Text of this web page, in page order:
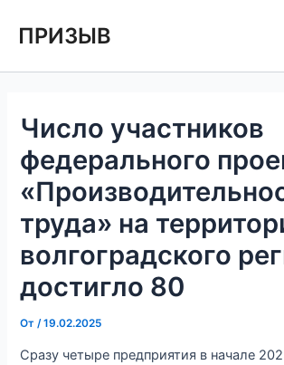
ПРИЗЫВ
Число участников
федерального
труда» на
волгоградского
достигло 80
От /19.02.2025
Сразу четыре предприятия в начале
по